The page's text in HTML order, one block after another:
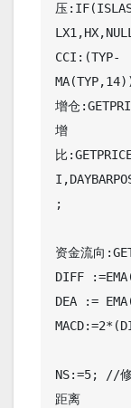
压
CCI:(TYP-
增仓
增
比
;
资金流向
DIFF
DEA :=
NS:=5; //修
距离